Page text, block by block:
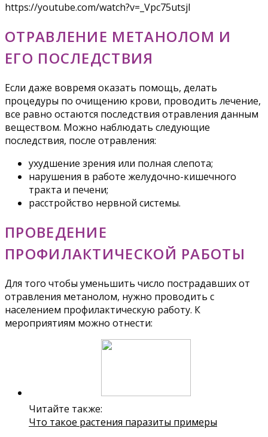
https://youtube.com/watch?v=_Vpc75utsjI
ОТРАВЛЕНИЕ МЕТАНОЛОМ И
ЕГО ПОСЛЕДСТВИЯ
Если даже вовремя оказать помощь, делать
процедуры по очищению крови, проводить лечение,
все равно остаются последствия отравления данным
веществом. Можно наблюдать следующие
последствия, после отравления:
ухудшение зрения или полная слепота;
нарушения в работе желудочно-кишечного
тракта и печени;
расстройство нервной системы.
ПРОВЕДЕНИЕ
ПРОФИЛАКТИЧЕСКОЙ РАБОТЫ
Для того чтобы уменьшить число пострадавших от
отравления метанолом, нужно проводить с
населением профилактическую работу. К
мероприятиям можно отнести:
Читайте также:
Что такое растения паразиты примеры